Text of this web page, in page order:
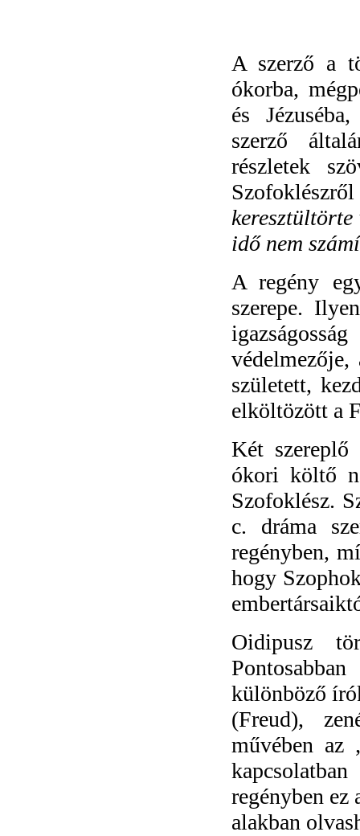
A szerző a
ókorba,
és
szerző
részletek
idő nem
A regény
szerepe.
védelmezője,
született,
elköltözött a
Két szereplő
ókori költő
Szofoklész.
c. dráma
regényben,
hogy
Oidipusz
különböző
(Freud),
művében az
regényben
alakban